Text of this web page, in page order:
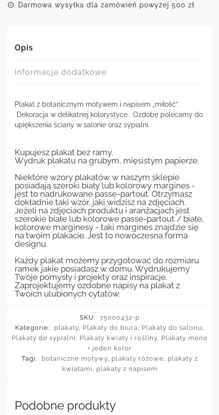
Darmowa wysyłka dla zamówień powyżej 500 zł
Opis
Informacje dodatkowe
Plakat z botanicznym motywem i napisem „miłość”.
Dekoracja w delikatnej kolorystyce. Ozdobę polecamy do
upiększenia ściany w salonie oraz sypialni.
Kupujesz plakat bez ramy.
Wydruk plakatu na grubym, mięsistym papierze.
Niektóre wzory plakatów w naszym sklepie
posiadają szeroki biały lub kolorowy margines -
jest to nadrukowane passe-partout. Otrzymasz
dokładnie taki wzór, jaki widzisz na zdjęciach.
Jeżeli na zdjęciach produktu i aranżacjach jest
szerokie białe lub kolorowe passe-partout / białe,
kolorowe marginesy - taki margines znajdzie się
na twoim plakacie. Jest to nowoczesna forma
designu.
Każdy plakat możemy przygotować do rozmiaru
ramek jakie posiadasz w domu. Wydrukujemy
Twoje pomysły i projekty oraz inspiracje.
Zaprojektujemy ozdobne napisy na plakat z
Twoich ulubionych cytatów.
SKU:
75000432-p
Kategorie:
plakaty, Plakaty do biura Plakaty do salonu
Plakaty do sypialni
Plakaty kwiaty i rośliny, Plakaty mono
+ jeden kolor
Tagi:
botaniczne motywy, plakaty różowe
plakaty z
kwiatami
plakaty z napisem
Podobne produkty